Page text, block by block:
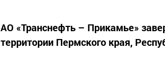
АО «Транснефть – Прикамье»
территории Пермского края,